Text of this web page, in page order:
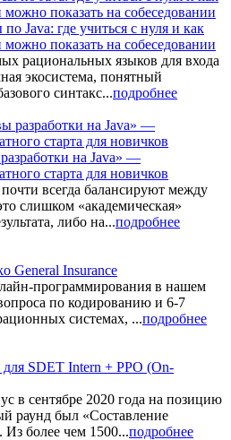
Java: где учиться с нуля и как
можно показать на собеседовании
рациональных языков для входа
экосистема, понятный
синтакс...подробнее
на Java» —
старта для новичков
всегда балансируют между
слишком «академическая»
либо на...подробнее
General Insurance
программирования в нашем
по кодированию и 6-7
системах, ...подробнее
SDET Intern + PPO (On-
в сентябре 2020 года на позицию
раунд был «Составление
Из более чем 1500...подробнее